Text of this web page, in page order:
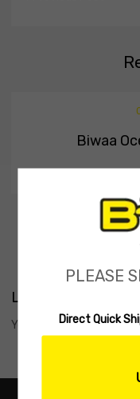
Biwaa
Leave
You must belogged into
PLEASE
Direct Quick